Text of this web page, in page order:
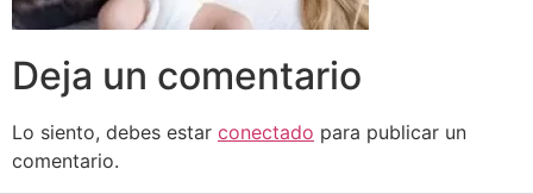
Deja un comentario
Lo siento, debes estar conectado para publicar un
comentario.